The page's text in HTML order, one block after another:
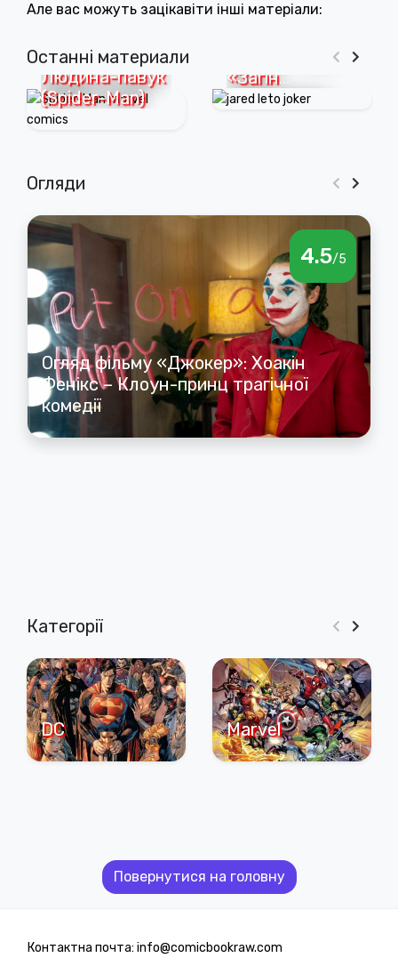
Але вас можуть зацікавіти інші матеріали:
Останні материали
Людина-павук
(Spider-Man)
потому: саме
«Загін
самогубців»
Кіновсесвіту
Огляди
Огляд фільму «Джокер»: Хоакін
Фенікс – Клоун-принц трагічної
комедії
4.5/5
Категорії
DC Marvel
Повернутися на головну
Контактна почта: info@comicbookraw.com